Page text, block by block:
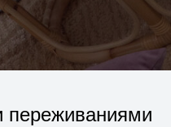
переживаниями